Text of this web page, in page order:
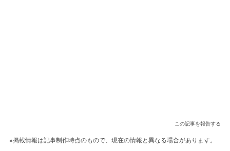
この記事を報告する
※掲載情報は記事制作時点のもので、現在の情報と異なる場合があります。